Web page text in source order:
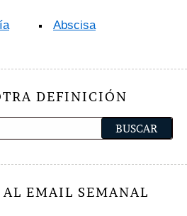
Abscisa
DEFINICIÓN
AL EMAIL SEMANAL